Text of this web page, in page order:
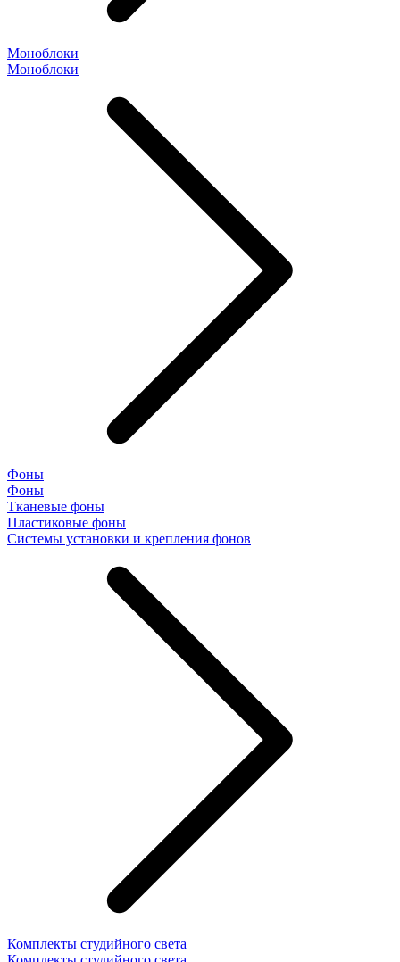
Моноблоки
Моноблоки
Фоны
Фоны
Тканевые фоны
Пластиковые фоны
Системы установки и крепления фонов
Комплекты студийного света